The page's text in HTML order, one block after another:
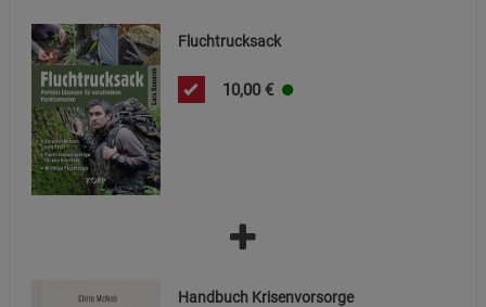
Fluchtrucksack
10,00 €
Handbuch Krisenvorsorge
Datenschutzerklärung